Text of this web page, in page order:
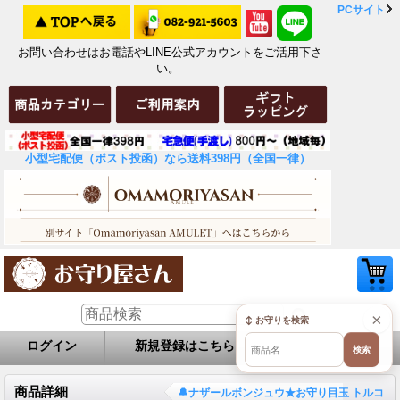
お問い合わせはお電話やLINE公式アカウントをご活用下さ
い。
小型宅配便（ポスト投函）なら送料398円（全国一律）
PCサイト
ログイン 新規登録はこちら お問い合せ
商品詳細 🔔ナザールボンジュウ★お守り目玉 トルコ
×
↕ お守りを検索
検索